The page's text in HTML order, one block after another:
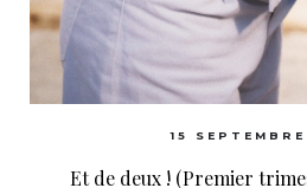
15
Et de deux ! (Premier